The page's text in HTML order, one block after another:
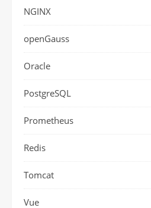
NGINX
openGauss
Oracle
PostgreSQL
Prometheus
Redis
Tomcat
Vue